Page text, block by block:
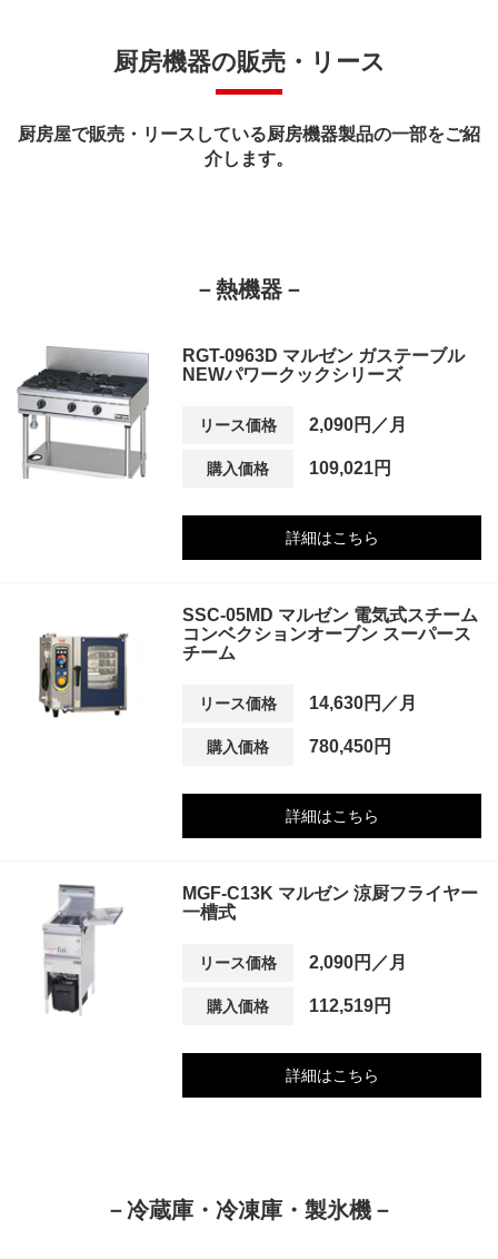
厨房機器の販売・リース
厨房屋で販売・リースしている厨房機器製品の一部をご紹
介します。
－熱機器－
RGT-0963D マルゼン ガステーブル
NEWパワークックシリーズ
リース価格 2,090円／月
購入価格 109,021円
詳細はこちら
SSC-05MD マルゼン 電気式スチーム
コンベクションオーブン スーパース
チーム
リース価格 14,630円／月
購入価格 780,450円
詳細はこちら
MGF-C13K マルゼン 涼厨フライヤー
一槽式
リース価格 2,090円／月
購入価格 112,519円
詳細はこちら
－冷蔵庫・冷凍庫・製氷機－